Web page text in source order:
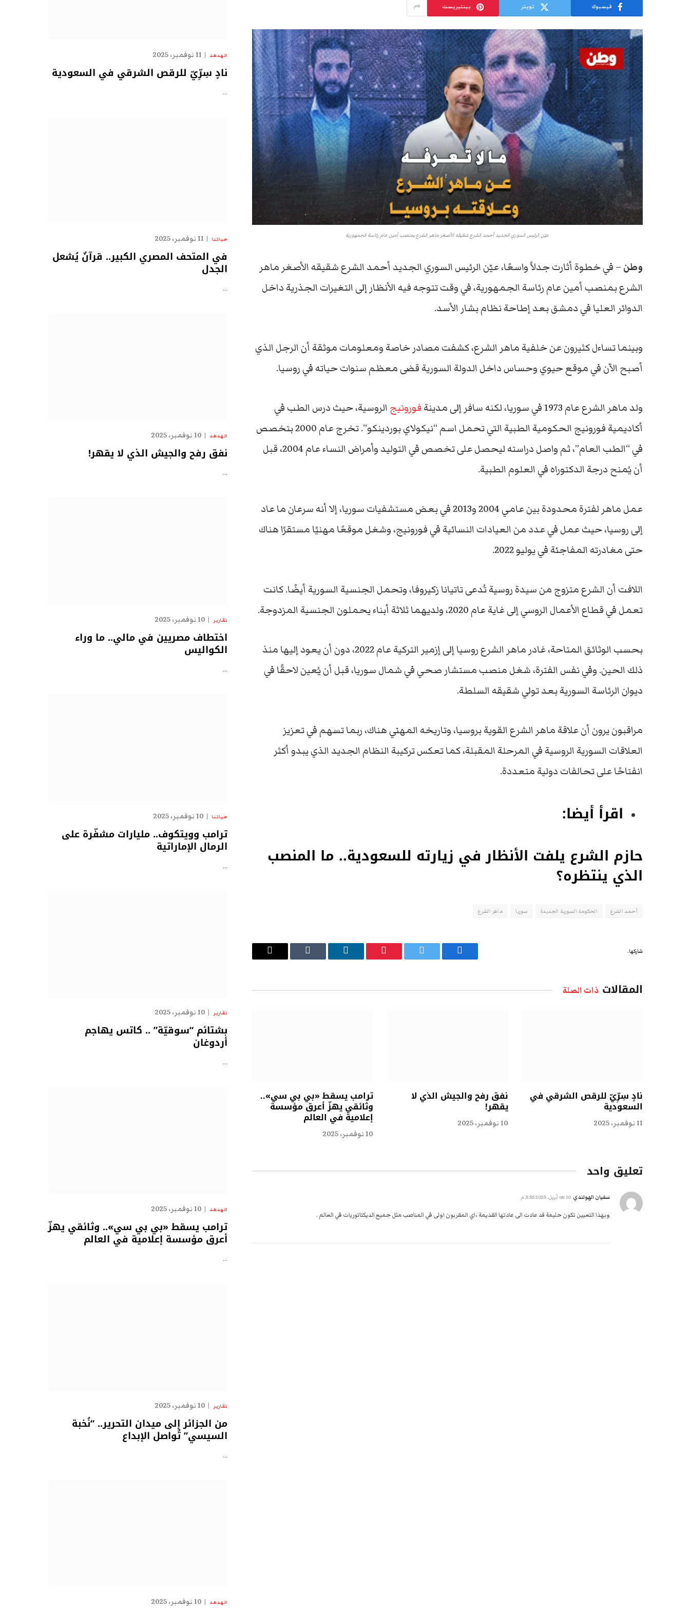
فيسبوك تويتر بينتيريست
عيّن الرئيس السوري الجديد أحمد الشرع شقيقه الأصغر ماهر الشرع بمنصب أمين عام رئاسة الجمهورية
وطن – في خطوة أثارت جدلاً واسعًا، عيّن الرئيس السوري الجديد أحمد الشرع شقيقه الأصغر ماهر
الشرع بمنصب أمين عام رئاسة الجمهورية، في وقت تتوجه فيه الأنظار إلى التغيرات الجذرية داخل
الدوائر العليا في دمشق بعد إطاحة نظام بشار الأسد.
وبينما تساءل كثيرون عن خلفية ماهر الشرع، كشفت مصادر خاصة ومعلومات موثقة أن الرجل الذي
أصبح الآن في موقع حيوي وحساس داخل الدولة السورية قضى معظم سنوات حياته في روسيا.
ولد ماهر الشرع عام 1973 في سوريا، لكنه سافر إلى مدينة فورونيج الروسية، حيث درس الطب في
أكاديمية فورونيج الحكومية الطبية التي تحمل اسم “نيكولاي بوردينكو”. تخرج عام 2000 بتخصص
في “الطب العام”، ثم واصل دراسته ليحصل على تخصص في التوليد وأمراض النساء عام 2004، قبل
أن يُمنح درجة الدكتوراه في العلوم الطبية.
عمل ماهر لفترة محدودة بين عامي 2004 و2013 في بعض مستشفيات سوريا، إلا أنه سرعان ما عاد
إلى روسيا، حيث عمل في عدد من العيادات النسائية في فورونيج، وشغل موقعًا مهنيًا مستقرًا هناك
حتى مغادرته المفاجئة في يوليو 2022.
اللافت أن الشرع متزوج من سيدة روسية تُدعى تاتيانا زكيروفا، وتحمل الجنسية السورية أيضًا. كانت
تعمل في قطاع الأعمال الروسي إلى غاية عام 2020، ولديهما ثلاثة أبناء يحملون الجنسية المزدوجة.
بحسب الوثائق المتاحة، غادر ماهر الشرع روسيا إلى إزمير التركية عام 2022، دون أن يعود إليها منذ
ذلك الحين. وفي نفس الفترة، شغل منصب مستشار صحي في شمال سوريا، قبل أن يُعين لاحقًا في
ديوان الرئاسة السورية بعد تولي شقيقه السلطة.
مراقبون يرون أن علاقة ماهر الشرع القوية بروسيا، وتاريخه المهني هناك، ربما تسهم في تعزيز
العلاقات السورية الروسية في المرحلة المقبلة، كما تعكس تركيبة النظام الجديد الذي يبدو أكثر
انفتاحًا على تحالفات دولية متعددة.
اقرأ أيضا:
حازم الشرع يلفت الأنظار في زيارته للسعودية.. ما المنصب
الذي ينتظره؟
أحمد الشرع الحكومة السورية الجديدة سوريا ماهر الشرع
شاركها.
فيسبوك تويتر بينتيريست لينكدإن Tumblr
البريد
المقالات ذات الصلة
نادٍ سِرِّيّ للرقص الشرقي في
السعودية
11 نوفمبر، 2025
نفق رفح والجيش الذي لا
يقهر!
10 نوفمبر، 2025
ترامب يسقط «بي بي سي»..
وثائقي يهزّ أعرق مؤسسة
إعلامية في العالم
10 نوفمبر، 2025
تعليق واحد
سفيان الهولندي 10 أبريل، 2025 3:55 م
وبهذا التعيين تكون حليمة قد عادت الى عادتها القديمة ،اي المقربون اولى في المناصب مثل جميع الديكتاتوريات في العالم .
الهدهد 11 نوفمبر، 2025
نادٍ سِرِّيّ للرقص الشرقي في السعودية
…
حياتنا 11 نوفمبر، 2025
في المتحف المصري الكبير.. قرآنٌ يُشعل
الجدل
…
الهدهد 10 نوفمبر، 2025
نفق رفح والجيش الذي لا يقهر!
…
تقارير 10 نوفمبر، 2025
اختطاف مصريين في مالي.. ما وراء
الكواليس
…
حياتنا 10 نوفمبر، 2025
ترامب وويتكوف.. مليارات مشفّرة على
الرمال الإماراتية
…
تقارير 10 نوفمبر، 2025
بشتائم “سوقيّة” .. كاتس يهاجم
أردوغان
…
الهدهد 10 نوفمبر، 2025
ترامب يسقط «بي بي سي».. وثائقي يهزّ
أعرق مؤسسة إعلامية في العالم
…
تقارير 10 نوفمبر، 2025
من الجزائر إلى ميدان التحرير.. “نُخبة
السيسي” تُواصل الإبداع
…
الهدهد 10 نوفمبر، 2025